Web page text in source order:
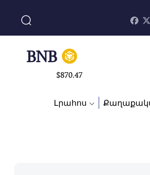
SOL
$213.76
BNB
$870.47
Լրահոս